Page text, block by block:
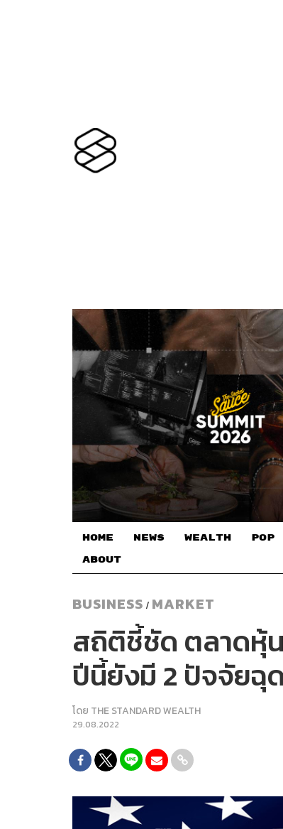
HOME NEWS WEALTH POP
ABOUT
BUSINESS / MARKET
สถิติชี้ชัด ตลาดหุ้
ปีนี้ยังมี 2 ปัจจัยฉุ
โดย THE STANDARD WEALTH
29.08.2022